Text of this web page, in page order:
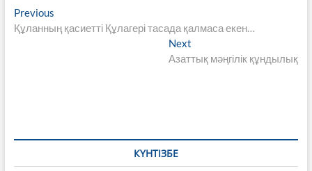
Навигация
по
PreviousPrevious
post:
Құланның қасиетті Құлагері тасада қалмаса екен…
Next
post:
Азаттық мәңгілік құндылық
КҮНТІЗБЕ